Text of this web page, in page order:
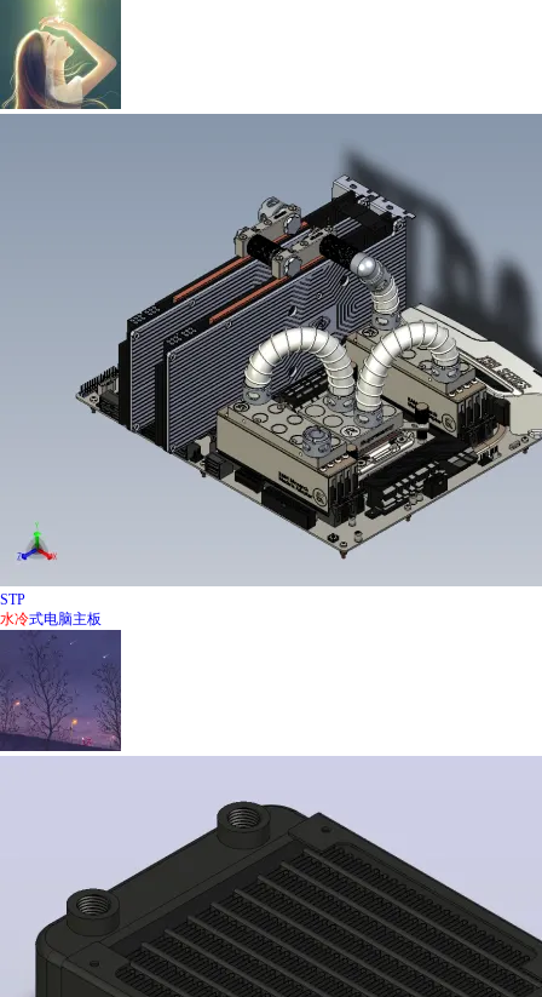
STP
水冷式电脑主板